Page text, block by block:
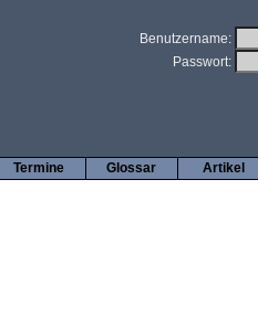
Benutzername:
Passwort:
Artikel
Glossar
Termine